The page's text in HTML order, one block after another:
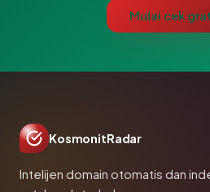
Mulai cek
KosmonitRadar
Intelijen domain otomatis dan